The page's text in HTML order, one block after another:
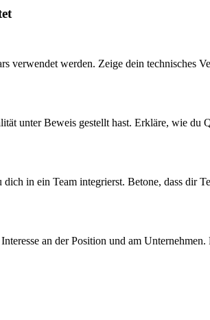
werden. Zeige dein technisches
unter Beweis gestellt hast. Erkläre, wie
in ein Team integrierst. Betone, dass
an der Position und am